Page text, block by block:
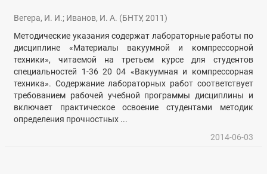
Вегера, И. И.; Иванов, И. А. (БНТУ,2011)
Методические указания содержат лабораторные работы по
дисциплине «Материалы вакуумной и компрессорной
техники», читаемой на третьем курсе для студентов
специальностей 1-36 20 04 «Вакуумная и компрессорная
техника». Содержание лабораторных работ соответствует
требованием рабочей учебной программы дисциплины и
включает практическое освоение студентами методик
определения прочностных ...
2014-06-03